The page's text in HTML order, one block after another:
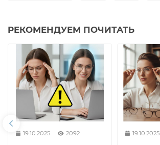
РЕКОМЕНДУЕМ ПОЧИТАТЬ
19.10.2025 2092 19.10.2025